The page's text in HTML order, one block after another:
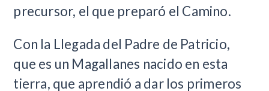
precursor, el que preparó el Camino.
Con la Llegada del Padre de Patricio,
que es un Magallanes nacido en esta
tierra, que aprendió a dar los primeros